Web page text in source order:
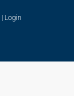
| Login